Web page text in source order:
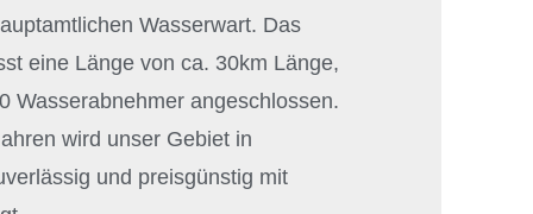
Wasserwart. Das
eine Länge von ca. 30km Länge,
Wasserabnehmer angeschlossen.
wird unser Gebiet in
und preisgünstig mit